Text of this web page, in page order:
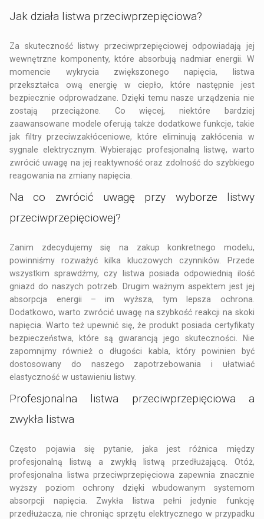
Jak działa listwa przeciwprzepięciowa?
Za skuteczność listwy przeciwprzepięciowej odpowiadają jej
wewnętrzne komponenty, które absorbują nadmiar energii. W
momencie wykrycia zwiększonego napięcia, listwa
przekształca ową energię w ciepło, które następnie jest
bezpiecznie odprowadzane. Dzięki temu nasze urządzenia nie
zostają przeciążone. Co więcej, niektóre bardziej
zaawansowane modele oferują także dodatkowe funkcje, takie
jak filtry przeciwzakłóceniowe, które eliminują zakłócenia w
sygnale elektrycznym. Wybierając profesjonalną listwę, warto
zwrócić uwagę na jej reaktywność oraz zdolność do szybkiego
reagowania na zmiany napięcia.
Na co zwrócić uwagę przy wyborze listwy
przeciwprzepięciowej?
Zanim zdecydujemy się na zakup konkretnego modelu,
powinniśmy rozważyć kilka kluczowych czynników. Przede
wszystkim sprawdźmy, czy listwa posiada odpowiednią ilość
gniazd do naszych potrzeb. Drugim ważnym aspektem jest jej
absorpcja energii – im wyższa, tym lepsza ochrona.
Dodatkowo, warto zwrócić uwagę na szybkość reakcji na skoki
napięcia. Warto też upewnić się, że produkt posiada certyfikaty
bezpieczeństwa, które są gwarancją jego skuteczności. Nie
zapomnijmy również o długości kabla, który powinien być
dostosowany do naszego zapotrzebowania i ułatwiać
elastyczność w ustawieniu listwy.
Profesjonalna listwa przeciwprzepięciowa a
zwykła listwa
Często pojawia się pytanie, jaka jest różnica między
profesjonalną listwą a zwykłą listwą przedłużającą. Otóż,
profesjonalna listwa przeciwprzepięciowa zapewnia znacznie
wyższy poziom ochrony dzięki wbudowanym systemom
absorpcji napięcia. Zwykła listwa pełni jedynie funkcję
przedłużacza, nie chroniąc sprzętu elektrycznego w przypadku